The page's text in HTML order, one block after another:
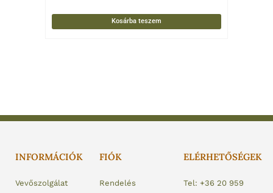
Kosárba teszem
INFORMÁCIÓK
Vevőszolgálat
FIÓK
Rendelés
ELÉRHETŐSÉGEK
Tel: +36 20 959